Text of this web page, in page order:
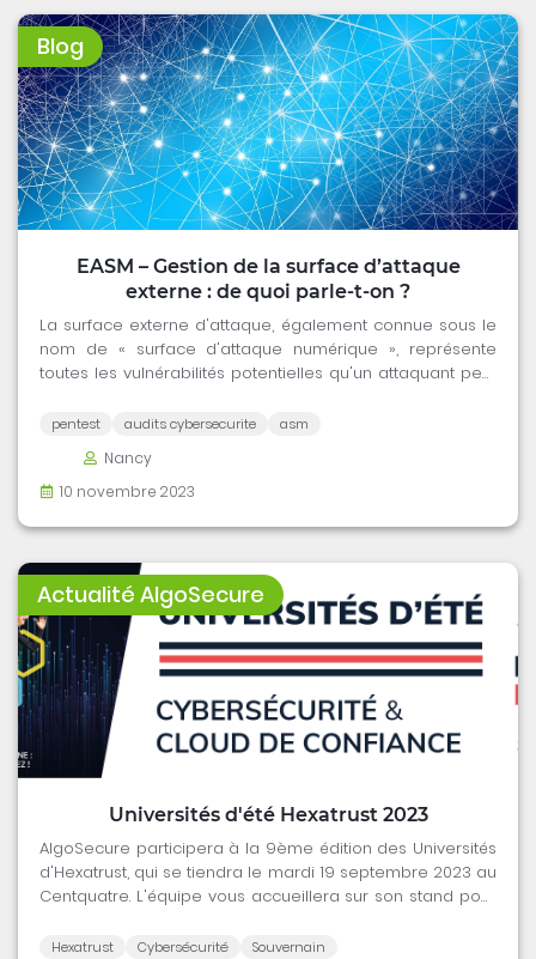
Blog
EASM – Gestion de la surface d’attaque
externe : de quoi parle-t-on ?
La surface externe d'attaque, également connue sous le
nom de « surface d'attaque numérique », représente
toutes les vulnérabilités potentielles qu'un attaquant peut
compromettre la sécurité.
pentest audits cybersecurite asm
Nancy
10 novembre 2023
Actualité AlgoSecure
Universités d'été Hexatrust 2023
AlgoSecure participera à la 9ème édition des Universités
d'Hexatrust, qui se tiendra le mardi 19 septembre 2023 au
Centquatre. L'équipe vous accueillera sur son stand pour
Hexatrust Cybersécurité Souvernain